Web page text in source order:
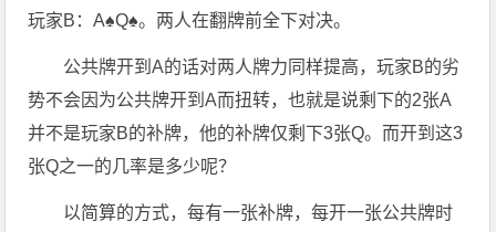
玩家B：A♠Q♠。两人在翻牌前全下对决。
公共牌开到A的话对两人牌力同样提高，玩家B的劣
势不会因为公共牌开到A而扭转，也就是说剩下的2张A
并不是玩家B的补牌，他的补牌仅剩下3张Q。而开到这3
张Q之一的几率是多少呢？
以简算的方式，每有一张补牌，每开一张公共牌时